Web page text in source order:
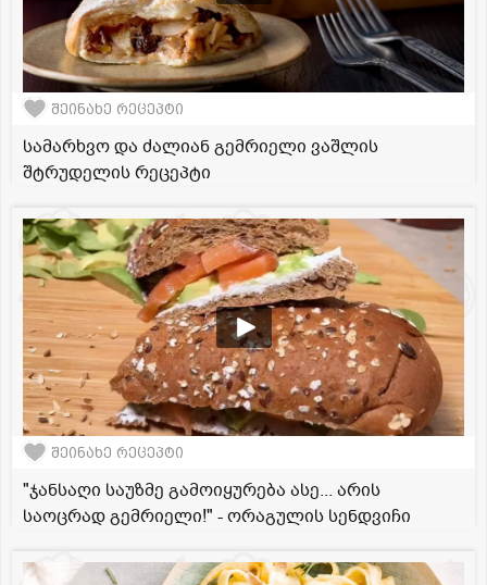
შეინახე რეცეპტი
სამარხვო და ძალიან გემრიელი ვაშლის
შტრუდელის რეცეპტი
შეინახე რეცეპტი
"ჯანსაღი საუზმე გამოიყურება ასე... არის
საოცრად გემრიელი!" - ორაგულის სენდვიჩი